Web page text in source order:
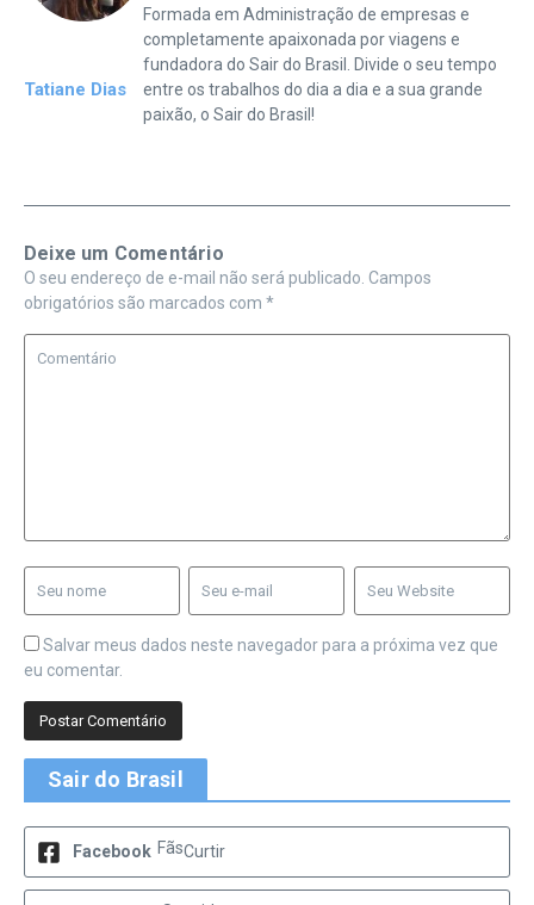
Tatiane Dias
Formada em Administração de empresas e
completamente apaixonada por viagens e
fundadora do Sair do Brasil. Divide o seu tempo
entre os trabalhos do dia a dia e a sua grande
paixão, o Sair do Brasil!
Deixe um Comentário
O seu endereço de e-mail não será publicado. Campos
obrigatórios são marcados com *
Salvar meus dados neste navegador para a próxima vez que
eu comentar.
Sair do Brasil
Facebook FãsCurtir